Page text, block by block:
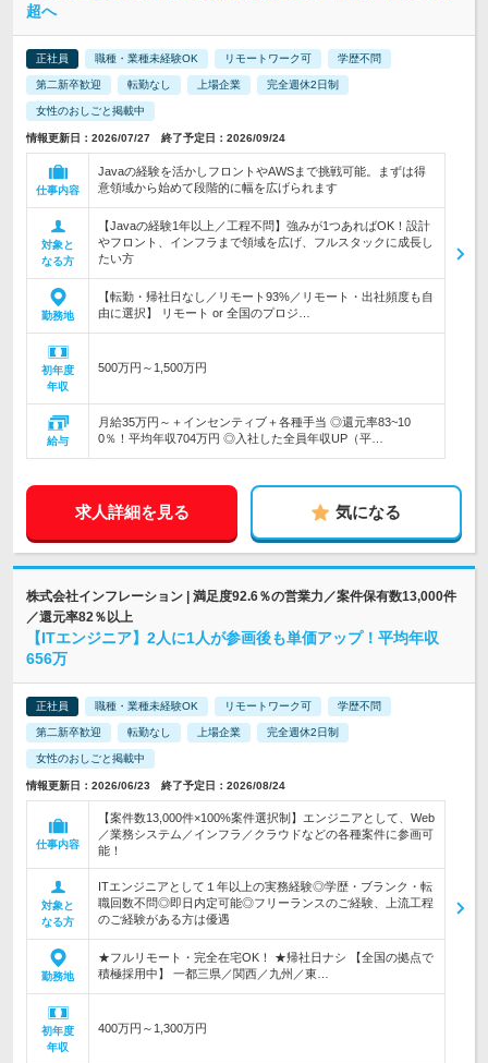
超へ
正社員 職種・業種未経験OK リモートワーク可 学歴不問
第二新卒歓迎 転勤なし 上場企業 完全週休2日制
女性のおしごと掲載中
情報更新日：2026/07/27 終了予定日：2026/09/24
仕事内容
Javaの経験を活かしフロントやAWSまで挑戦可能。まずは得
意領域から始めて段階的に幅を広げられます
対象と
なる方
【Javaの経験1年以上／工程不問】強みが1つあればOK！設計
やフロント、インフラまで領域を広げ、フルスタックに成長し
たい方
勤務地
【転勤・帰社日なし／リモート93%／リモート・出社頻度も自
由に選択】 リモート or 全国のプロジ…
初年度
年収
500万円～1,500万円
給与
月給35万円～＋インセンティブ＋各種手当 ◎還元率83~10
0％！平均年収704万円 ◎入社した全員年収UP（平…
求人詳細を見る 気になる
株式会社インフレーション | 満足度92.6％の営業力／案件保有数13,000件
／還元率82％以上
【ITエンジニア】2人に1人が参画後も単価アップ！平均年収
656万
正社員 職種・業種未経験OK リモートワーク可 学歴不問
第二新卒歓迎 転勤なし 上場企業 完全週休2日制
女性のおしごと掲載中
情報更新日：2026/06/23 終了予定日：2026/08/24
仕事内容
【案件数13,000件×100%案件選択制】エンジニアとして、Web
／業務システム／インフラ／クラウドなどの各種案件に参画可
能！
対象と
なる方
ITエンジニアとして１年以上の実務経験◎学歴・ブランク・転
職回数不問◎即日内定可能◎フリーランスのご経験、上流工程
のご経験がある方は優遇
勤務地
★フルリモート・完全在宅OK！ ★帰社日ナシ 【全国の拠点で
積極採用中】 一都三県／関西／九州／東…
初年度
年収
400万円～1,300万円